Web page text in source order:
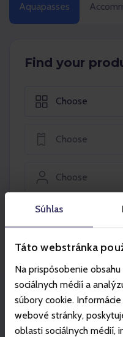
Súhlas
Táto webstránka
Na prispôsobenie
sociálnych médií a
súbory cookie.
webové stránky,
oblasti sociálnych médií,
Aquapasses
Find your
Choose
Choose
Choose